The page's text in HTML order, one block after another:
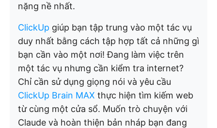
nặng nề nhất.
ClickUp giúp bạn tập trung vào một tác vụ
duy nhất bằng cách tập hợp tất cả những gì
bạn cần vào một nơi! Đang làm việc trên
một tác vụ nhưng cần kiểm tra internet?
Chỉ cần sử dụng giọng nói và yêu cầu
ClickUp Brain MAX thực hiện tìm kiếm web
từ cùng một cửa sổ. Muốn trò chuyện với
Claude và hoàn thiện bản nháp bạn đang